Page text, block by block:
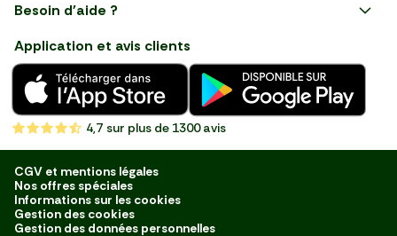
Nouveautés
Fruits
Légumes
Boucherie
Charcuterie
Poissonnerie
Fromagerie
et savoir-faire français en
choisissant notre service de
livraison de produits frais et
de qualité, livrés directement
chez vous. Une expérience
de courses en ligne pensée
pour vous.
Besoin d'aide ?
Application et avis clients
4,7 sur plus de 1300 avis
CGV et mentions légales
Nos offres spéciales
Informations sur les cookies
Gestion des cookies
Gestion des données personnelles